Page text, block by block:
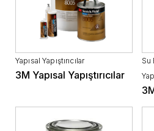
Yapısal Yapıştırıcılar
3M Yapısal Yapıştırıcılar
Su